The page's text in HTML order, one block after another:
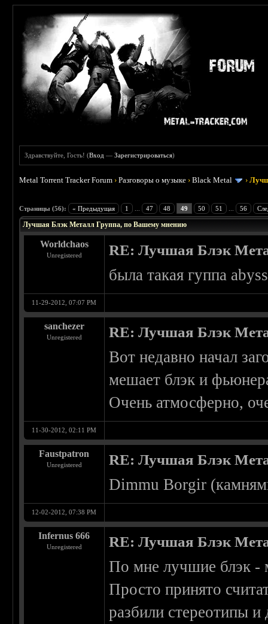
Здравствуйте, Гость! (Вход —Зарегистрироваться)
Metal Torrent Tracker Forum ›Разговоры о музыке ›Black Metal ›
Страницы (56): « Предыдущая 1 47 48 49 50 51 56
Лучшая Блэк Металл Группа, по Вашему мнению
Worldchaos
Unregistered RE: Лучшая Блэк
была такая гуппа
11-29-2012, 07:07 PM
sanchezer
Unregistered RE: Лучшая Блэк
Вот недавно начал
мешает блэк и
Очень атмосферно,
11-30-2012, 02:11 PM
Faustpatron
Unregistered RE: Лучшая Блэк
Dimmu Borgir
12-02-2012, 07:38 PM
Infernus 666
Unregistered RE: Лучшая Блэк
По мне лучшие блэк -
Просто принято
разбили стереотипы